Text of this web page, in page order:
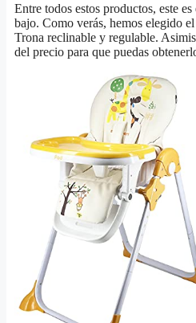
Entre todos estos productos, este
bajo. Como verás, hemos elegido
Trona reclinable y regulable.
del precio para que puedas